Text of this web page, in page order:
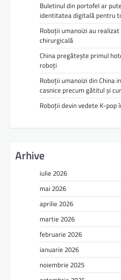
Buletinul din portofel ar
identitatea digitală pentru
Roboții umanoizi au
chirurgicală
China pregătește primul
roboți
Roboții umanoizi din
casnice precum gătitul și
Roboții devin vedete K-
Arhive
iulie 2026
mai 2026
aprilie 2026
martie 2026
februarie 2026
ianuarie 2026
noiembrie 2025